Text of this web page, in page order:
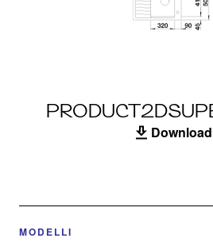
Download
MODELLI